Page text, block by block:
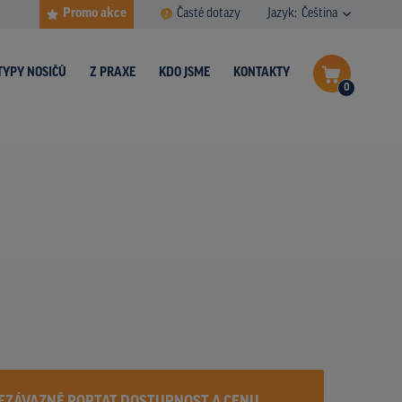
Promo akce Časté dotazy Jazyk: Čeština
0
NOSIČŮ Z PRAXE KDO JSME KONTAKTY